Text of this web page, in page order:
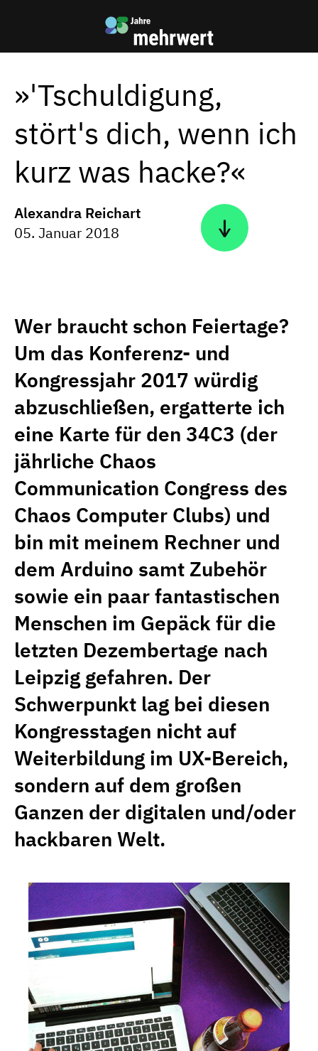
Zur
mehrwert
»'Tschuldigung,
stört's dich, wenn ich
kurz was hacke?«
Alexandra Reichart
05. Januar 2018
Z
u
m
C
o
n
t
e
n
t
b
e
r
e
i
c
h
s
p
r
i
n
g
e
Wer braucht schon Feiertage?
Um das Konferenz- und
Kongressjahr 2017 würdig
abzuschließen, ergatterte ich
eine Karte für den 34C3 (der
jährliche Chaos
Communication Congress des
Chaos Computer Clubs) und
bin mit meinem Rechner und
dem Arduino samt Zubehör
sowie ein paar fantastischen
Menschen im Gepäck für die
letzten Dezembertage nach
Leipzig gefahren. Der
Schwerpunkt lag bei diesen
Kongresstagen nicht auf
Weiterbildung im UX-Bereich,
sondern auf dem großen
Ganzen der digitalen und/oder
hackbaren Welt.